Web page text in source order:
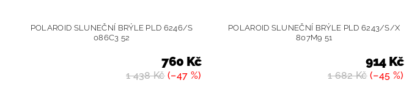
POLAROID SLUNEČNÍ BRÝLE PLD 6246/S
086C3 52
1 438 Kč(–47 %)
760 Kč
POLAROID SLUNEČNÍ BRÝLE PLD 6243/S/X
807M9 51
1 682 Kč(–45 %)
914 Kč